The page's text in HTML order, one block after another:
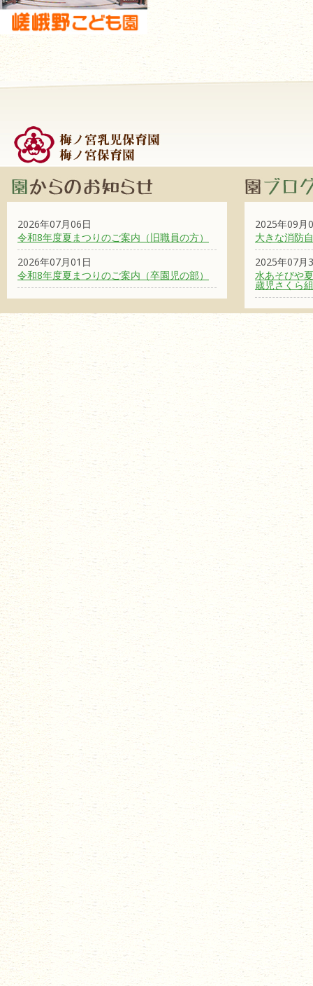
2026年07月06日
令和8年度夏まつりのご案内（旧職員の方）
2026年07月01日
令和8年度夏まつりのご案内（卒園児の部）
2025年09月
大きな消防
2025年07月
水あそびや
歳児さくら